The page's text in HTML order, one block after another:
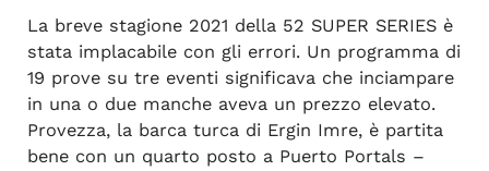
La breve stagione 2021 della 52 SUPER SERIES è
stata implacabile con gli errori. Un programma di
19 prove su tre eventi significava che inciampare
in una o due manche aveva un prezzo elevato.
Provezza, la barca turca di Ergin Imre, è partita
bene con un quarto posto a Puerto Portals –